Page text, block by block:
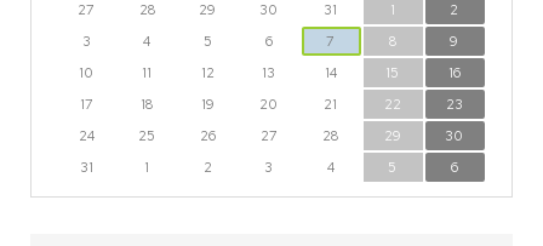
27
28 29 30 31 1
2
3
4 5 6 7 8
9
10
11 12 13 14 15
16
17
18 19 20 21 22
23
24
25 26 27 28 29
30
31
1 2 3 4 5 6